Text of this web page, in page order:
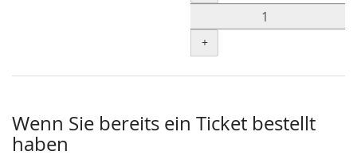
+
Wenn Sie bereits ein Ticket bestellt
haben